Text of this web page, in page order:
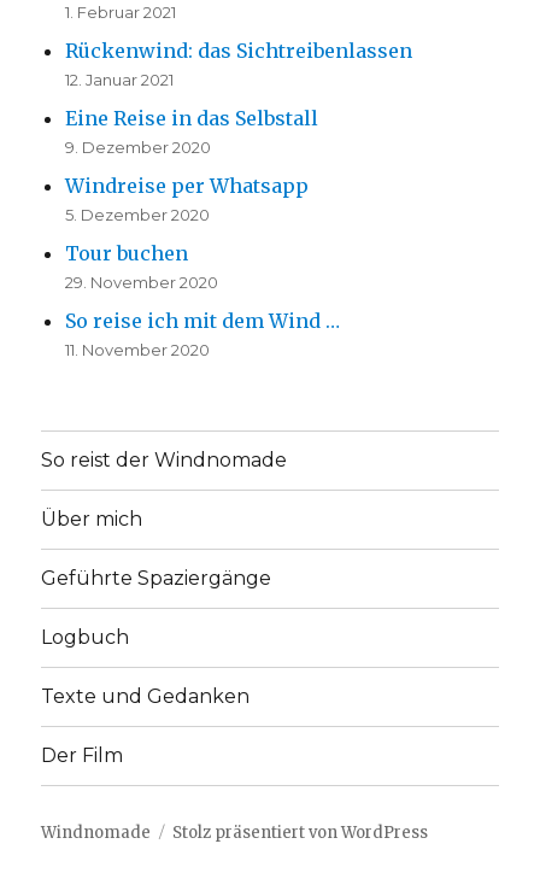
1. Februar 2021
Rückenwind: das Sichtreibenlassen
12. Januar 2021
Eine Reise in das Selbstall
9. Dezember 2020
Windreise per Whatsapp
5. Dezember 2020
Tour buchen
29. November 2020
So reise ich mit dem Wind …
11. November 2020
So reist der Windnomade
Über mich
Geführte Spaziergänge
Logbuch
Texte und Gedanken
Der Film
Windnomade Stolz präsentiert von WordPress